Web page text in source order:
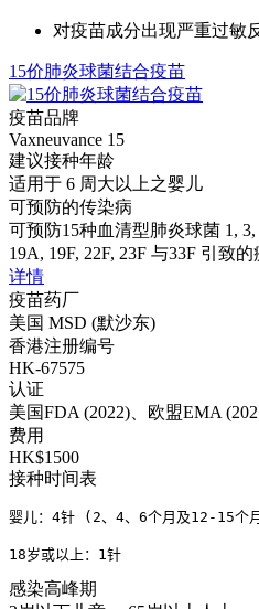
对疫苗成分出现严重过敏
15价肺炎球菌结合疫苗
疫苗品牌
Vaxneuvance 15
建议接种年龄
适用于 6 周大以上之婴儿
可预防的传染病
可预防15种血清型肺炎球菌 1, 3,
19A, 19F, 22F, 23F 与33F 引致的
详情
疫苗药厂
美国 MSD (默沙东)
香港注册编号
HK-67575
认证
美国FDA (2022)、欧盟EMA
费用
HK$1500
接种时间表
婴儿：4针 (2、4、6个月及12-15个
18岁或以上：1针
感染高峰期